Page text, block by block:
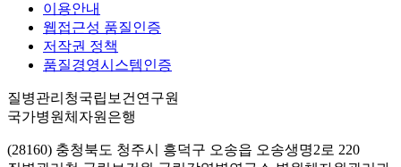
이용안내
웹접근성 품질인증
저작권 정책
품질경영시스템인증
질병관리청국립보건연구원
국가병원체자원은행
(28160) 충청북도 청주시 흥덕구 오송읍 오송생명2로 220